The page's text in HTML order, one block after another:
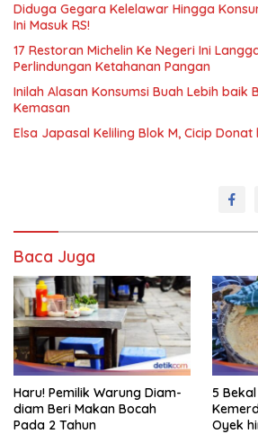
Diduga Gegara Kelelawar Hingga
Ini Masuk RS!
17 Restoran Michelin Ke Negeri Ini
Perlindungan Ketahanan Pangan
Inilah Alasan Konsumsi Buah Lebih baik
Kemasan
Elsa Japasal Keliling Blok M, Cicip
Baca Juga
Haru! Pemilik Warung Diam-
diam Beri Makan Bocah
Pada 2 Tahun
5
Oyek